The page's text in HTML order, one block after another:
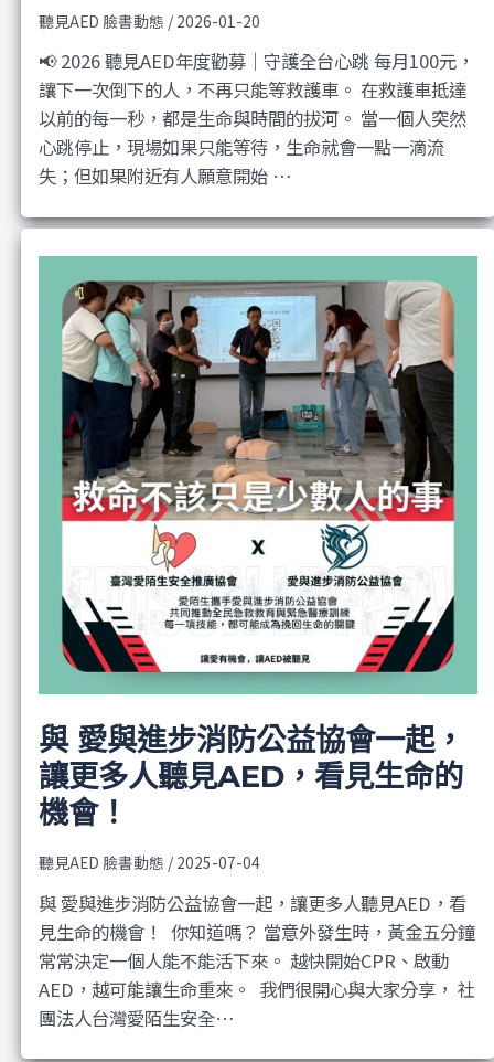
聽見AED 臉書動態 / 2026-01-20
📢 2026 聽見AED年度勸募｜守護全台心跳 每月100元，
讓下一次倒下的人，不再只能等救護車。 在救護車抵達
以前的每一秒，都是生命與時間的拔河。 當一個人突然
心跳停止，現場如果只能等待，生命就會一點一滴流
失；但如果附近有人願意開始 …
與 愛與進步消防公益協會一起，
讓更多人聽見AED，看見生命的
機會！
聽見AED 臉書動態 / 2025-07-04
與 愛與進步消防公益協會一起，讓更多人聽見AED，看
見生命的機會！ ​ 你知道嗎？ 當意外發生時，黃金五分鐘
常常決定一個人能不能活下來。 越快開始CPR、啟動
AED，越可能讓生命重來。 ​ 我們很開心與大家分享， 社
團法人台灣愛陌生安全…